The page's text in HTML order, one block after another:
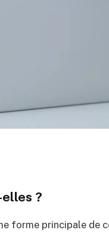
?
forme principale de